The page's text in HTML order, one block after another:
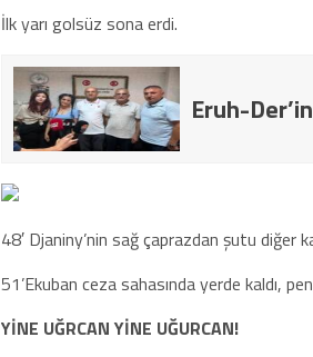
İlk yarı golsüz sona erdi.
Eruh-
48′ Djaniny’nin sağ çaprazdan şutu
51’Ekuban ceza sahasında yerde kaldı,
YİNE UĞRCAN YİNE UĞURCAN!